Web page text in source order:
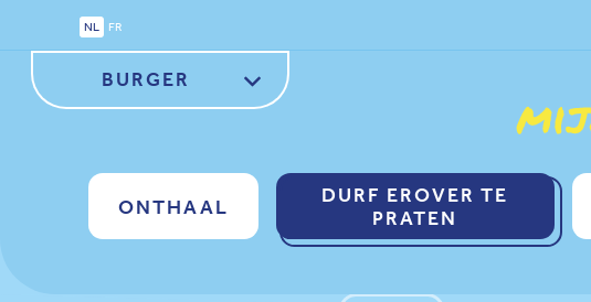
NL FR
BURGER
ONTHAAL
DURF EROVER TE
PRATEN